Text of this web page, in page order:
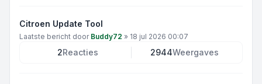
Citroen Update Tool
Laatste bericht door Buddy72 » 18 jul 2026 00:07
2Reacties 2944Weergaves